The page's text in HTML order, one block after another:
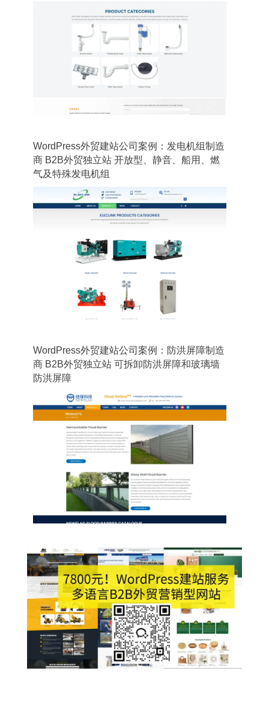
WordPress外贸建站公司案例：发电机组制造
商 B2B外贸独立站 开放型、静音、船用、燃
气及特殊发电机组
WordPress外贸建站公司案例：防洪屏障制造
商 B2B外贸独立站 可拆卸防洪屏障和玻璃墙
防洪屏障